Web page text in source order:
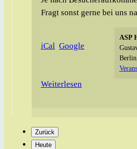
Fragt sonst gerne bei uns
ASP
Berlin
iCal Google
Weiterlesen
Zurück
Heute